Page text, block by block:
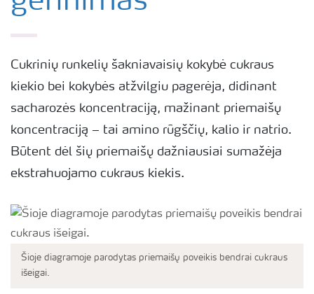
Cukrinių runkelių šakniavaisių kokybė cukraus
kiekio bei kokybės atžvilgiu pagerėja, didinant
sacharozės koncentraciją, mažinant priemaišų
koncentraciją – tai amino rūgščių, kalio ir natrio.
Būtent dėl šių priemaišų dažniausiai sumažėja
ekstrahuojamo cukraus kiekis.
Šioje diagramoje parodytas priemaišų poveikis bendrai cukraus
išeigai.